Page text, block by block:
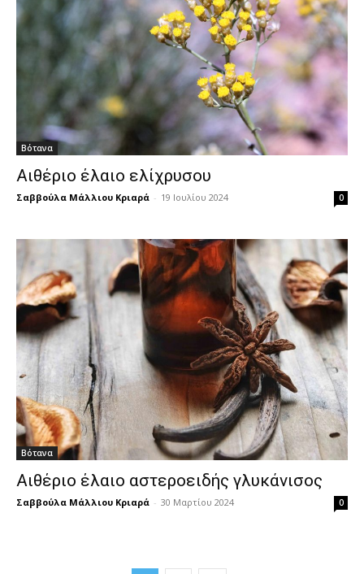
Βότανα
Αιθέριο έλαιο ελίχρυσου
Σαββούλα Μάλλιου Κριαρά - 19 Ιουλίου 2024 0
Βότανα
Αιθέριο έλαιο αστεροειδής γλυκάνισος
Σαββούλα Μάλλιου Κριαρά - 30 Μαρτίου 2024 0